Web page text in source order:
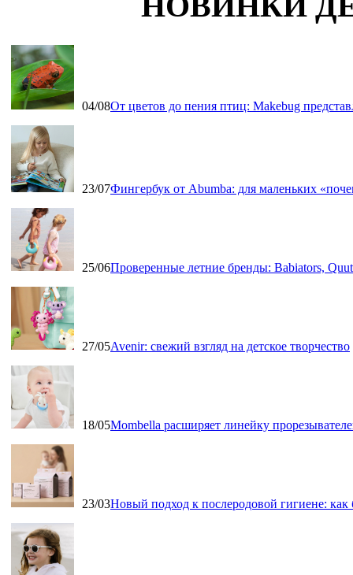
04/08От цветов до пения птиц: Makebug
23/07Фингербук от Abumba: для маленьких
25/06Проверенные летние бренды: Babiators,
27/05Avenir: свежий взгляд на детское творчество
18/05Mombella расширяет линейку
23/03Новый подход к послеродовой гигиене: